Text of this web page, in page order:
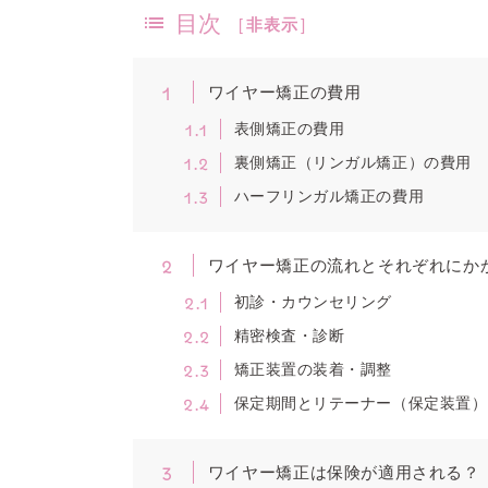
目次 [非表示]
1 ワイヤー矯正の費用
1.1 表側矯正の費用
1.2 裏側矯正（リンガル矯正）の費用
1.3 ハーフリンガル矯正の費用
2 ワイヤー矯正の流れとそれぞれにか
2.1 初診・カウンセリング
2.2 精密検査・診断
2.3 矯正装置の装着・調整
2.4 保定期間とリテーナー（保定装置）
3 ワイヤー矯正は保険が適用される？